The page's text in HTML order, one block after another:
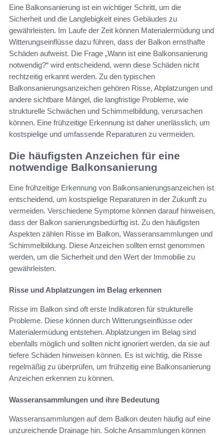
Eine Balkonsanierung ist ein wichtiger Schritt, um die
Sicherheit und die Langlebigkeit eines Gebäudes zu
gewährleisten. Im Laufe der Zeit können Materialermüdung und
Witterungseinflüsse dazu führen, dass der Balkon ernsthafte
Schäden aufweist. Die Frage „Wann ist eine Balkonsanierung
notwendig?“ wird entscheidend, wenn diese Schäden nicht
rechtzeitig erkannt werden. Zu den typischen
Balkonsanierungsanzeichen gehören Risse, Abplatzungen und
andere sichtbare Mängel, die langfristige Probleme, wie
strukturelle Schwächen und Schimmelbildung, verursachen
können. Eine frühzeitige Erkennung ist daher unerlässlich, um
kostspielige und umfassende Reparaturen zu vermeiden.
Die häufigsten Anzeichen für eine
notwendige Balkonsanierung
Eine frühzeitige Erkennung von Balkonsanierungsanzeichen ist
entscheidend, um kostspielige Reparaturen in der Zukunft zu
vermeiden. Verschiedene Symptome können darauf hinweisen,
dass der Balkon sanierungsbedürftig ist. Zu den häufigsten
Aspekten zählen Risse im Balkon, Wasseransammlungen und
Schimmelbildung. Diese Anzeichen sollten ernst genommen
werden, um die Sicherheit und den Wert der Immobilie zu
gewährleisten.
Risse und Abplatzungen im Belag erkennen
Risse im Balkon sind oft erste Indikatoren für strukturelle
Probleme. Diese können durch Witterungseinflüsse oder
Materialermüdung entstehen. Abplatzungen im Belag sind
ebenfalls möglich und sollten nicht ignoriert werden, da sie auf
tiefere Schäden hinweisen können. Es ist wichtig, die Risse
regelmäßig zu überprüfen, um frühzeitig eine Balkonsanierung
Anzeichen erkennen zu können.
Wasseransammlungen und ihre Bedeutung
Wasseransammlungen auf dem Balkon deuten häufig auf eine
unzureichende Drainage hin. Solche Ansammlungen können